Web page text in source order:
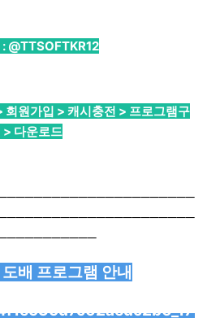
: @TTSOFTKR12
회원가입 > 캐시충전 > 프로그램구
> 다운로드
배 프로그램 안내